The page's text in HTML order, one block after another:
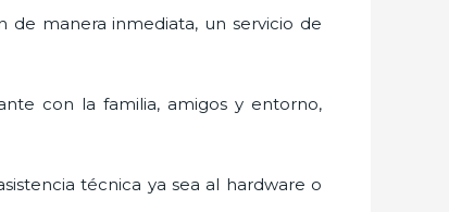
manera inmediata, un servicio de
con la familia, amigos y entorno,
técnica ya sea al hardware o